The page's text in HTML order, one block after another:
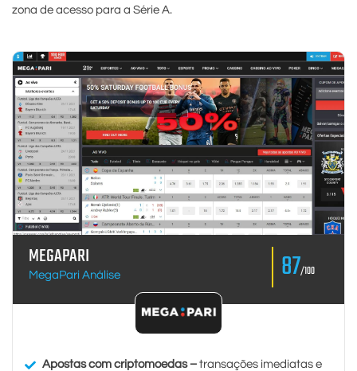
zona de acesso para a Série A.
MEGAPARI
MegaPari Análise 87/100
Apostas com criptomoedas – transações imediatas e